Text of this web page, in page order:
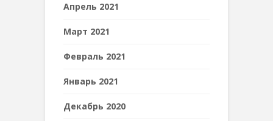
Апрель 2021
Март 2021
Февраль 2021
Январь 2021
Декабрь 2020